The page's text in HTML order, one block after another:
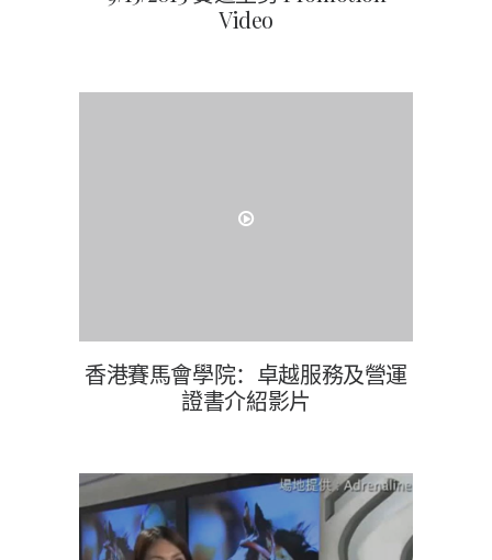
Video
香港賽馬會學院：卓越服務及營運
證書介紹影片